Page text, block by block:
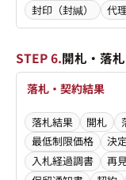
封印（封緘）
代
STEP 6.開札・落札
落札・契約結果
落札結果 開札
最低制限価格
決
入札経過調書
再